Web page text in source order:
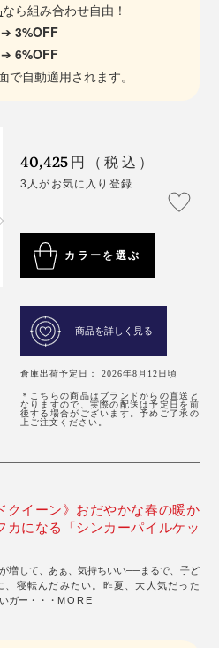
なら組み合わせ自由！
➔3%OFF
➔6%OFF
で自動適用されます。
40,425 円（税込）
3人がお気に入り登録
カラーを選ぶ
商品を詳しく見る
倉庫出荷予定日： 2026年8月12日頃
＊こちらの商品はブランドからの直送と
なりますので、実際の配送は予定日を前
後する場合がございます。予めご了承の
上ご注文ください。
クイーン》おだやかな春の暖か
になる「シンカーパイルケッ
増して、あぁ、気持ちいい──まるで、子ど
、寝転んだみたい。昨夏、大人気だった
ガー・・・ MORE